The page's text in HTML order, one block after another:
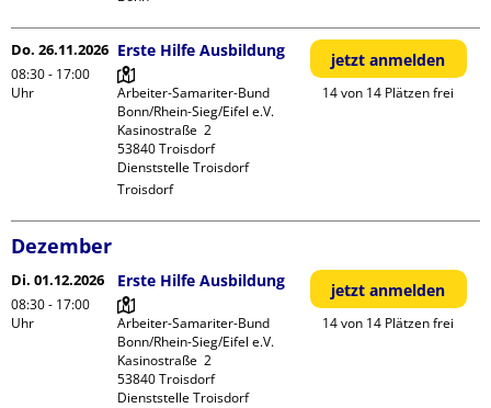
Do. 26.11.2026
08:30 - 17:00
Uhr
Erste Hilfe Ausbildung
Arbeiter-Samariter-Bund
Bonn/Rhein-Sieg/Eifel e.V.
Kasinostraße  2
53840 Troisdorf
Dienststelle Troisdorf
Troisdorf
jetzt anmelden
14 von 14 Plätzen frei
Dezember
Di. 01.12.2026
08:30 - 17:00
Uhr
Erste Hilfe Ausbildung
Arbeiter-Samariter-Bund
Bonn/Rhein-Sieg/Eifel e.V.
Kasinostraße  2
53840 Troisdorf
Dienststelle Troisdorf
jetzt anmelden
14 von 14 Plätzen frei